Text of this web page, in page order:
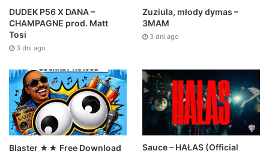
DUDEK P56 X DANA –
CHAMPAGNE prod. Matt
Tosi
3 dni ago
Zuziula, młody dymas –
3MAM
3 dni ago
Blaster ★★ Free Download
Sauce – HAŁAS (Official